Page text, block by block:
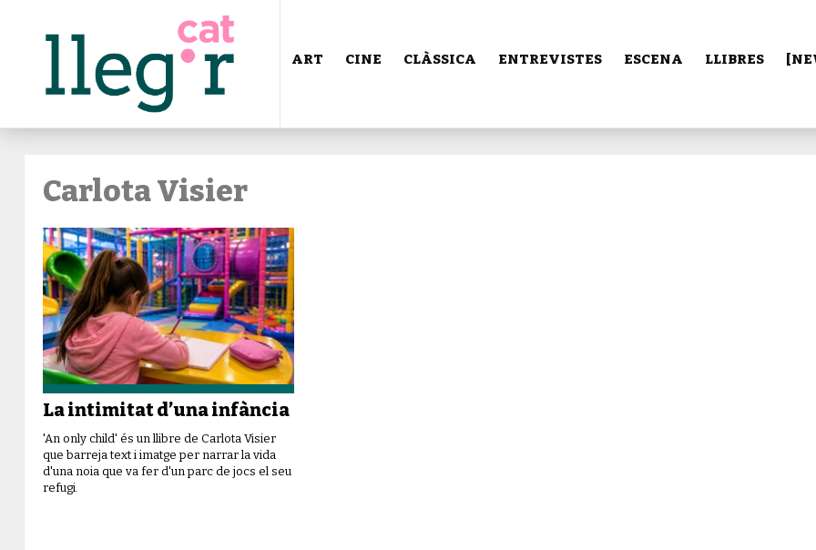
ART CINE CLÀSSICA ENTREVISTES ESCENA LLIBRES
Carlota Visier
La intimitat d’una infància
'An only child' és un llibre de Carlota Visier
que barreja text i imatge per narrar la vida
d'una noia que va fer d'un parc de jocs el seu
refugi.